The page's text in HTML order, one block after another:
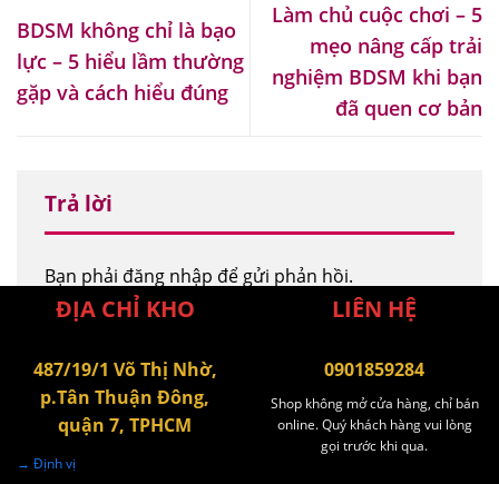
BDSM không chỉ là bạo
lực – 5 hiểu lầm thường
gặp và cách hiểu đúng
Làm chủ cuộc chơi – 5
mẹo nâng cấp trải
nghiệm BDSM khi bạn
đã quen cơ bản
Trả lời
Bạn phải đăng nhập để gửi phản hồi.
ĐỊA CHỈ KHO
487/19/1 Võ Thị Nhờ,
p.Tân Thuận Đông,
quận 7, TPHCM
→ Định vị
LIÊN HỆ
0901859284
Shop không mở cửa hàng, chỉ bán
online. Quý khách hàng vui lòng
gọi trước khi qua.